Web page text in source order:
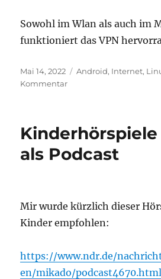
Sowohl im Wlan als auch im
funktioniert das VPN
Veröffentlicht
am
Mai 14, 2022 Kategorien
Android, Internet,
Kommentarzu
Kinderhörspiele
als Podcast
Mir wurde kürzlich dieser
Kinder empfohlen:
https://www.ndr.de/
en/mikado/podcast4670.html